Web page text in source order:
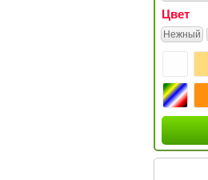
Цвет
Нежный